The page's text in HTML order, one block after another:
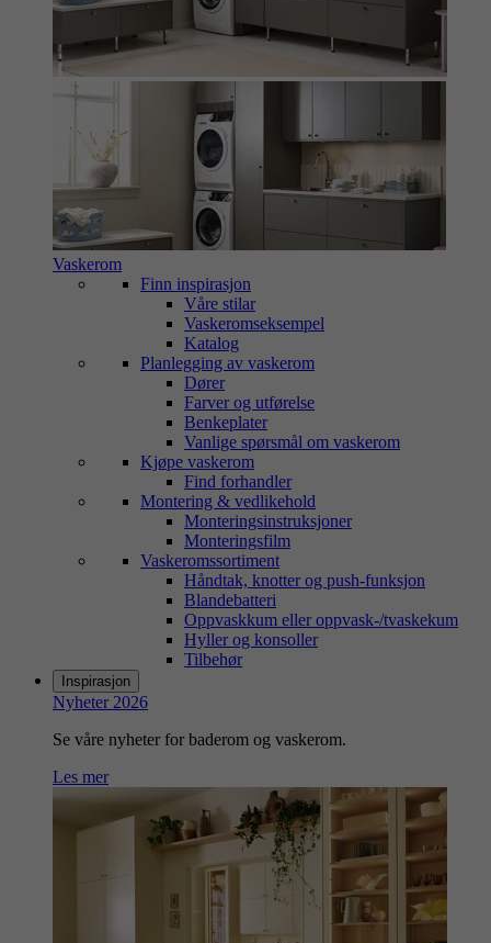
Vaskerom
Finn inspirasjon
Våre stilar
Vaskeromseksempel
Katalog
Planlegging av vaskerom
Dører
Farver og utførelse
Benkeplater
Vanlige spørsmål om vaskerom
Kjøpe vaskerom
Find forhandler
Montering & vedlikehold
Monteringsinstruksjoner
Monteringsfilm
Vaskeromssortiment
Håndtak, knotter og push-funksjon
Blandebatteri
Oppvaskkum eller oppvask-/tvaskekum
Hyller og konsoller
Tilbehør
Inspirasjon
Nyheter 2026
Se våre nyheter for baderom og vaskerom.
Les mer